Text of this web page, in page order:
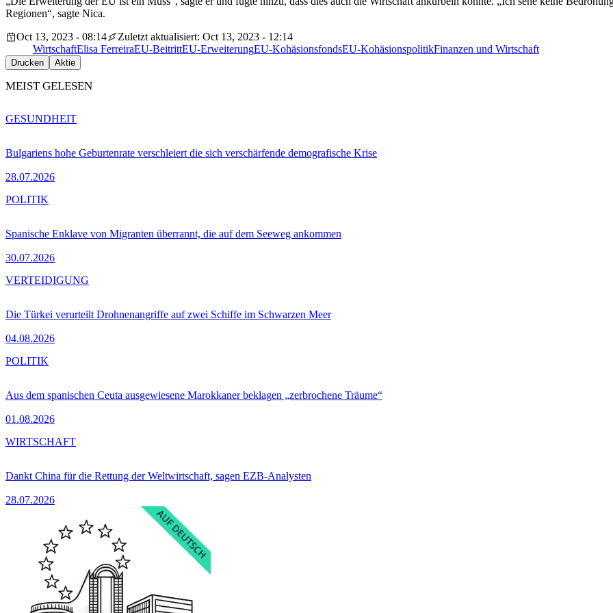
Regionen“, sagte Nica.
Oct 13, 2023 - 08:14
Zuletzt aktualisiert: Oct 13, 2023 - 12:14
WirtschaftElisa FerreiraEU-BeitrittEU-ErweiterungEU-KohäsionsfondsEU-KohäsionspolitikFinanzen und Wirtschaft
Drucken Aktie
MEIST GELESEN
Bulgariens hohe Geburtenrate verschleiert die sich verschärfende demografische Krise
28.07.2026
GESUNDHEIT
Spanische Enklave von Migranten überrannt, die auf dem Seeweg ankommen
30.07.2026
POLITIK
Die Türkei verurteilt Drohnenangriffe auf zwei Schiffe im Schwarzen Meer
04.08.2026
VERTEIDIGUNG
Aus dem spanischen Ceuta ausgewiesene Marokkaner beklagen „zerbrochene Träume“
01.08.2026
POLITIK
Dankt China für die Rettung der Weltwirtschaft, sagen EZB-Analysten
28.07.2026
WIRTSCHAFT